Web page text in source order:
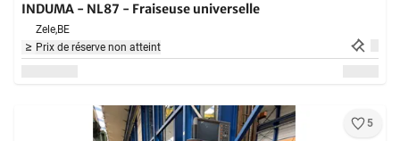
INDUMA - NL87 - Fraiseuse universelle
Zele,BE
Prix de réserve non atteint
5